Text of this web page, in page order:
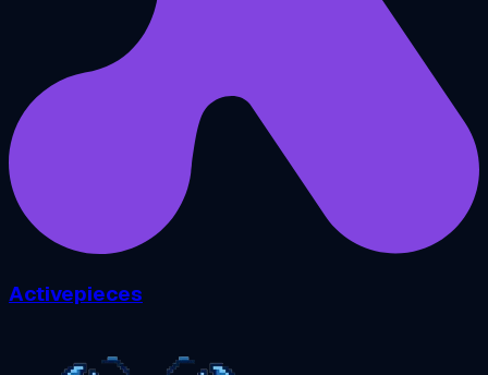
Activepieces